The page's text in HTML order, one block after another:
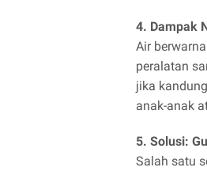
4. Dampak
Air
peralatan
jika
anak-anak
5. Solusi:
Salah satu